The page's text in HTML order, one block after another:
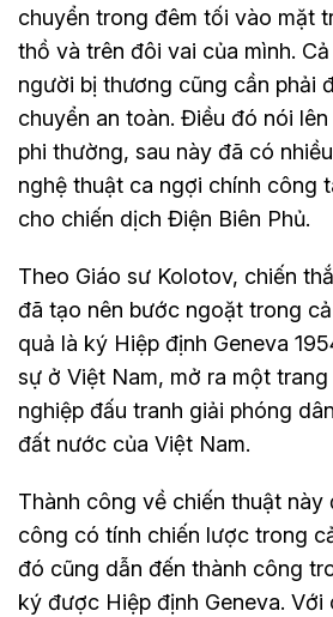
chuyển trong đêm tối vào mặt
thồ và trên đôi vai của mình.
người bị thương cũng cần phải
chuyển an toàn. Điều đó nói
phi thường, sau này đã có
nghệ thuật ca ngợi chính công
cho chiến dịch Điện Biên Phủ.
Theo Giáo sư Kolotov, chiến
đã tạo nên bước ngoặt trong
quả là ký Hiệp định Geneva
sự ở Việt Nam, mở ra một
nghiệp đấu tranh giải phóng
đất nước của Việt Nam.
Thành công về chiến thuật này
công có tính chiến lược trong
đó cũng dẫn đến thành công
ký được Hiệp định Geneva. Với